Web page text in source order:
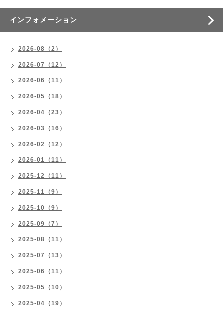
インフォメーション
2026-08（2）
2026-07（12）
2026-06（11）
2026-05（18）
2026-04（23）
2026-03（16）
2026-02（12）
2026-01（11）
2025-12（11）
2025-11（9）
2025-10（9）
2025-09（7）
2025-08（11）
2025-07（13）
2025-06（11）
2025-05（10）
2025-04（19）